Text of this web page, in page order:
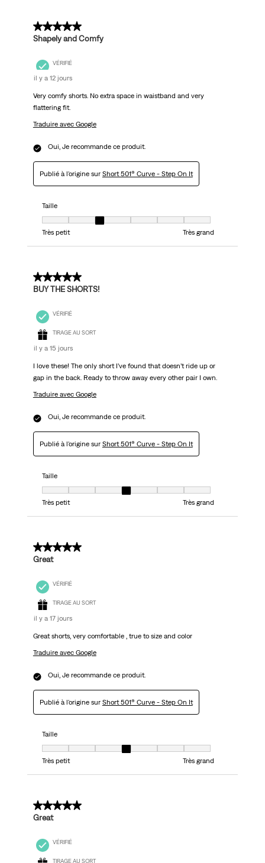
5 sur 5 étoiles.
Shapely and Comfy
VÉRIFIÉ
il y a 12 jours
Very comfy shorts. No extra space in waistband and very
flattering fit.
Traduire avec Google
Oui, Je recommande ce produit.
Publié à l'origine sur Short 501® Curve - Step On It
Taille
Taille, 3 sur 7, où 1 est égal à Très petit et 7 est égal à Très grand
Très petit
Très grand
5 sur 5 étoiles.
BUY THE SHORTS!
VÉRIFIÉ
TIRAGE AU SORT
il y a 15 jours
I love these! The only short I’ve found that doesn’t ride up or
gap in the back. Ready to throw away every other pair I own.
Traduire avec Google
Oui, Je recommande ce produit.
Publié à l'origine sur Short 501® Curve - Step On It
Taille
Taille, 4 sur 7, où 1 est égal à Très petit et 7 est égal à Très grand
Très petit
Très grand
5 sur 5 étoiles.
Great
VÉRIFIÉ
TIRAGE AU SORT
il y a 17 jours
Great shorts, very comfortable , true to size and color
Traduire avec Google
Oui, Je recommande ce produit.
Publié à l'origine sur Short 501® Curve - Step On It
Taille
Taille, 4 sur 7, où 1 est égal à Très petit et 7 est égal à Très grand
Très petit
Très grand
5 sur 5 étoiles.
Great
VÉRIFIÉ
TIRAGE AU SORT